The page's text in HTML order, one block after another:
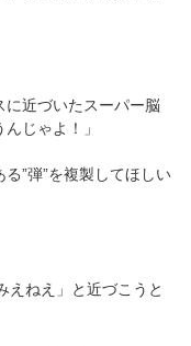
近づいたスーパー脳
じゃよ！」
”弾”を複製してほしい
えねえ」と近づこうと